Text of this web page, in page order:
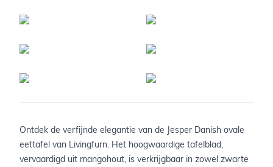
Ontdek de verfijnde elegantie van de Jesper Danish ovale
eettafel van Livingfurn. Het hoogwaardige tafelblad,
vervaardigd uit mangohout, is verkrijgbaar in zowel zwarte